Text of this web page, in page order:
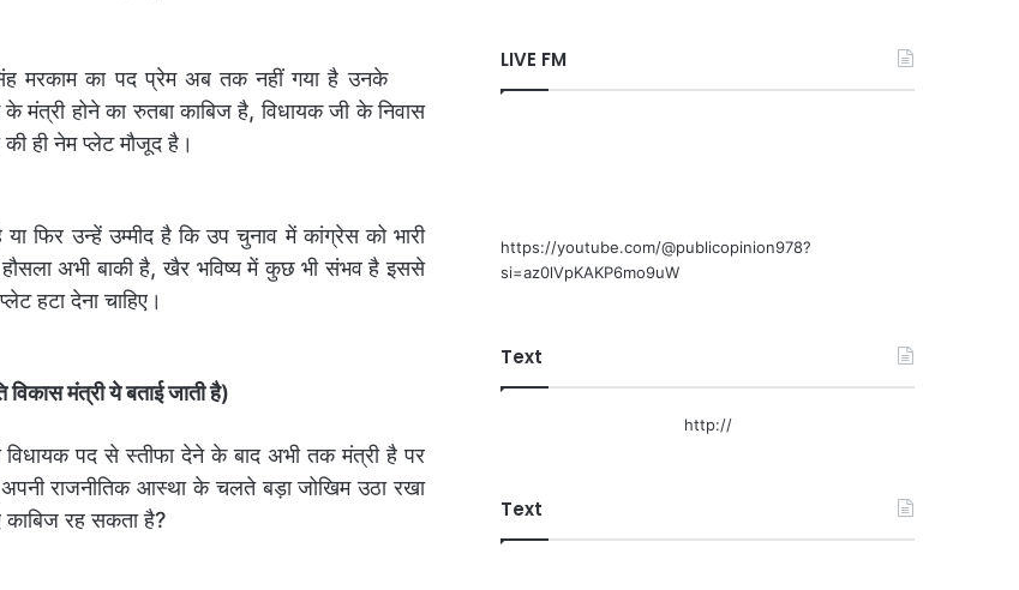
मरकाम का पद प्रेम अब तक नहीं गया है उनके
मंत्री होने का रुतबा काबिज है, विधायक जी के निवास
ही नेम प्लेट मौजूद है।
या फिर उन्हें उम्मीद है कि उप चुनाव में कांग्रेस को भारी
अभी बाकी है, खैर भविष्य में कुछ भी संभव है इससे
हटा देना चाहिए।
मंत्री ये बताई जाती है)
पद से स्तीफा देने के बाद अभी तक मंत्री है पर
राजनीतिक आस्था के चलते बड़ा जोखिम उठा रखा
काबिज रह सकता है?
LIVE FM
https://youtube.com/@publicopinion978?
si=az0lVpKAKP6mo9uW
Text
http://
Text